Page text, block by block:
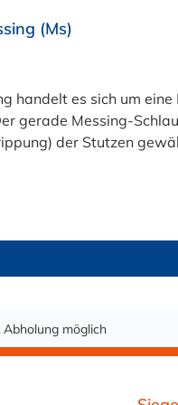
(Ms)
handelt es sich um
gerade Messing-
der Stutzen
erforderlich sein.
möglich